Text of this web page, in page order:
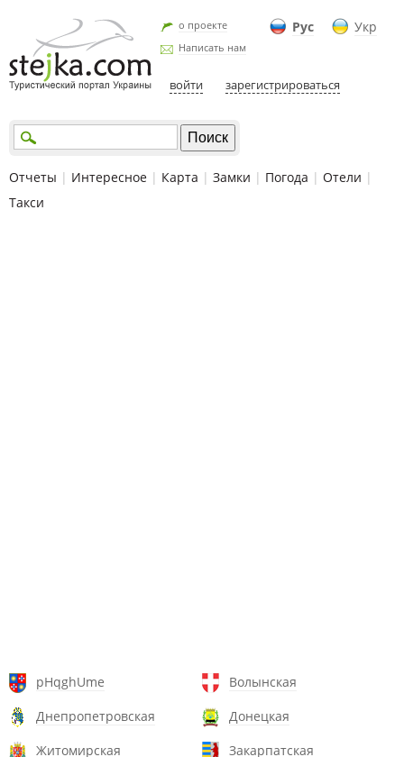
Рус Укр
о проекте
Написать нам
войти зарегистрироваться
Отчеты | Интересное | Карта | Замки | Погода | Отели |
Такси
pHqghUme
Волынская
Днепропетровская
Донецкая
Житомирская
Закарпатская